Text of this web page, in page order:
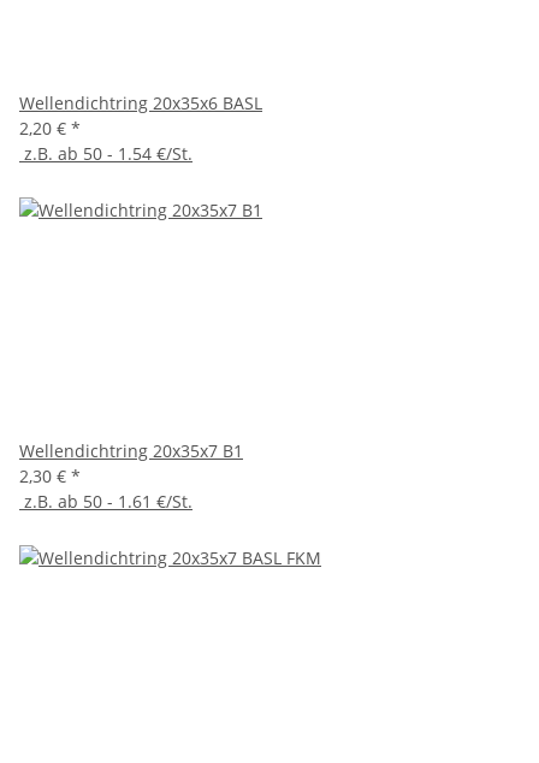
Wellendichtring 20x35x6 BASL
2,20 € *
z.B. ab 50 - 1.54 €/St.
Wellendichtring 20x35x7 B1
2,30 € *
z.B. ab 50 - 1.61 €/St.